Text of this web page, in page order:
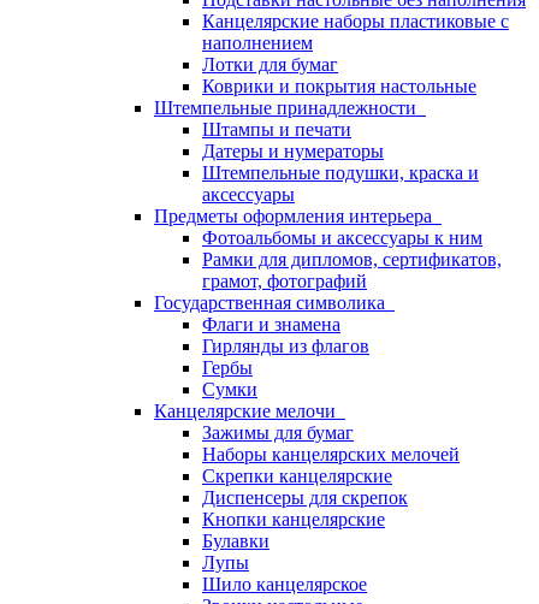
Канцелярские наборы пластиковые с
наполнением
Лотки для бумаг
Коврики и покрытия настольные
Штемпельные принадлежности
Штампы и печати
Датеры и нумераторы
Штемпельные подушки, краска и
аксессуары
Предметы оформления интерьера
Фотоальбомы и аксессуары к ним
Рамки для дипломов, сертификатов,
грамот, фотографий
Государственная символика
Флаги и знамена
Гирлянды из флагов
Гербы
Сумки
Канцелярские мелочи
Зажимы для бумаг
Наборы канцелярских мелочей
Скрепки канцелярские
Диспенсеры для скрепок
Кнопки канцелярские
Булавки
Лупы
Шило канцелярское